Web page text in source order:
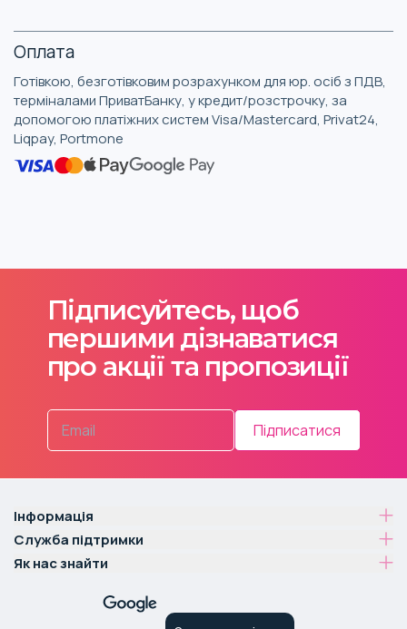
Оплата
Готівкою, безготівковим розрахунком для юр. осіб з ПДВ,
терміналами ПриватБанку, у кредит/розстрочку, за
допомогою платіжних систем Visa/Mastercard, Privat24,
Liqpay, Portmone
Підписуйтесь, щоб
першими дізнаватися
про акції та пропозиції
Підписатися
Інформація
Служба підтримки
Як нас знайти